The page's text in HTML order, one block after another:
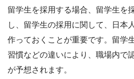
留学生を採用する場合、留学生を
し、留学生の採用に関して、日本
作っておくことが重要です。留学
習慣などの違いにより、職場内で
が予想されます。